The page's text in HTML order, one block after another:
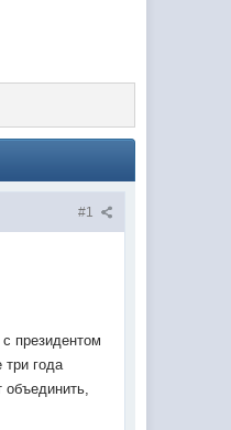
#1
президентом
года
объединить,